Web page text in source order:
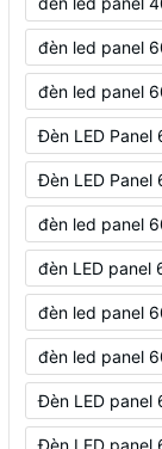
đèn led panel
đèn led panel
Đèn LED
Đèn LED
đèn led panel
đèn LED
đèn led panel
đèn led panel
Đèn LED panel